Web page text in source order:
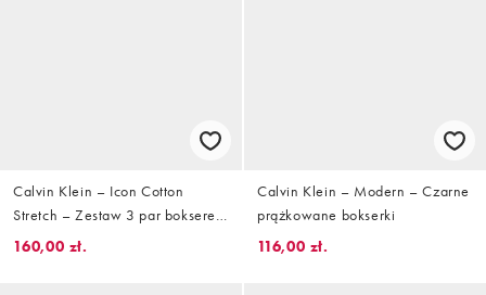
Calvin Klein – Icon Cotton
Stretch – Zestaw 3 par bokserek
z bawełny ze stretchem w
160,00 zł.
Calvin Klein – Modern – Czarne
prążkowane bokserki
116,00 zł.